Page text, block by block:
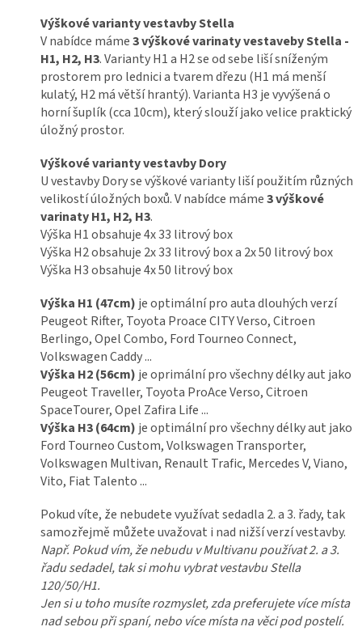
Výškové varianty vestavby Stella
V nabídce máme3 výškové varinaty vestaveby Stella -
H1, H2, H3. Varianty H1 a H2 se od sebe liší sníženým
prostorem pro lednici a tvarem dřezu (H1 má menší
kulatý, H2 má větší hrantý). Varianta H3 je vyvýšená o
horní šuplík (cca 10cm), který slouží jako velice praktický
úložný prostor.
Výškové varianty vestavby Dory
U vestavby Dory se výškové varianty liší použitím různých
velikostí úložných boxů. V nabídce máme3 výškové
varinaty H1, H2, H3.
Výška H1 obsahuje 4x 33 litrový box
Výška H2 obsahuje 2x 33 litrový box a 2x 50 litrový box
Výška H3 obsahuje 4x 50 litrový box
Výška H1 (47cm) je optimální pro auta dlouhých verzí
Peugeot Rifter, Toyota Proace CITY Verso, Citroen
Berlingo, Opel Combo, Ford Tourneo Connect,
Volkswagen Caddy ...
Výška H2 (56cm) je oprimální pro všechny délky aut jako
Peugeot Traveller, Toyota ProAce Verso, Citroen
SpaceTourer, Opel Zafira Life ...
Výška H3 (64cm) je optimální pro všechny délky aut jako
Ford Tourneo Custom, Volkswagen Transporter,
Volkswagen Multivan, Renault Trafic, Mercedes V, Viano,
Vito, Fiat Talento ...
Pokud víte, že nebudete využívat sedadla 2. a 3. řady, tak
samozřejmě můžete uvažovat i nad nižší verzí vestavby.
Např. Pokud vím, že nebudu v Multivanu používat 2. a 3.
řadu sedadel, tak si mohu vybrat vestavbu Stella
120/50/H1.
Jen si u toho musíte rozmyslet, zda preferujete více místa
nad sebou při spaní, nebo více místa na věci pod postelí.